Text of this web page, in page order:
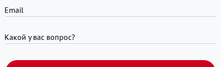
Email
Какой у вас вопрос?